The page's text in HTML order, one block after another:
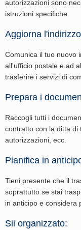
autorizzazioni sono
istruzioni specifiche.
Aggiorna
Comunica il tuo nuovo
all'ufficio postale e ad
trasferire i servizi di
Prepara i
Raccogli tutti i
contratto con la ditta di
autorizzazioni, ecc.
Pianifica in
Tieni presente che il
soprattutto se stai
in anticipo e considera
Sii organizzato: